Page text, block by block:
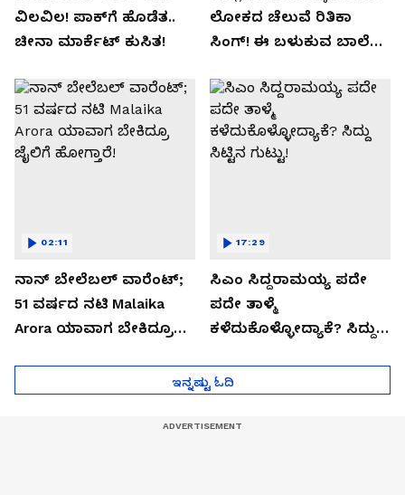
ವಿಲವಿಲ! ಪಾಕ್​​ಗೆ ಹೊಡೆತ..
ಚೀನಾ ಮಾರ್ಕೆಟ್​ ಕುಸಿತ!
ಲೋಕದ ಚೆಲುವೆ ರಿತಿಕಾ
ಸಿಂಗ್!‌ ಈ ಬಳುಕುವ ಬಾಲೆ
ನಾನ್ ಬೇಲೆಬಲ್ ವಾರೆಂಟ್;
51 ವರ್ಷದ ನಟಿ Malaika
Arora ಯಾವಾಗ ಬೇಕಿದ್ರೂ
02:11
ಸಿಎಂ ಸಿದ್ದರಾಮಯ್ಯ ಪದೇ
ಪದೇ ತಾಳ್ಮೆ
ಕಳೆದುಕೊಳ್ಳೋದ್ಯಾಕೆ? ಸಿದ್ದು
17:29
ಇನ್ನಷ್ಟು ಓದಿ